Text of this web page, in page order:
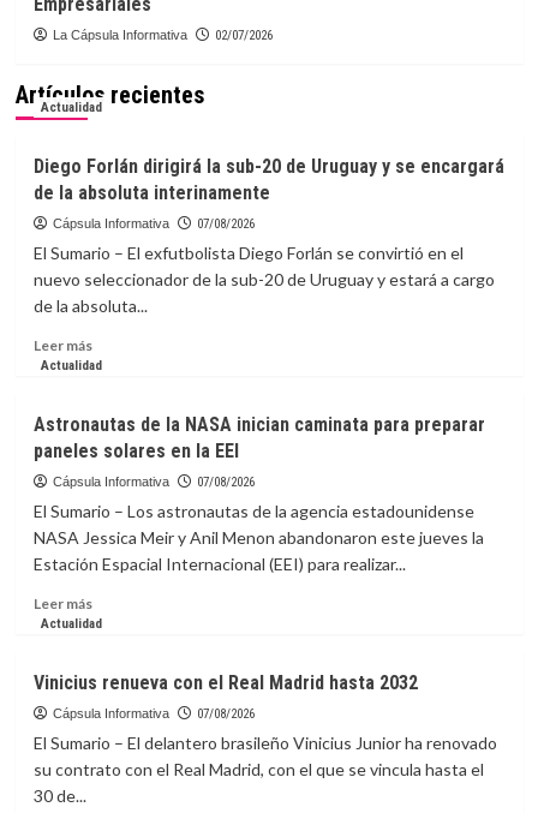
La Cápsula Informativa 02/07/2026
Artículos recientes
Actualidad
Diego Forlán dirigirá la sub-20 de Uruguay y se encargará
de la absoluta interinamente
Cápsula Informativa 07/08/2026
El Sumario – El exfutbolista Diego Forlán se convirtió en el
nuevo seleccionador de la sub-20 de Uruguay y estará a cargo
de la absoluta...
Leer másLeer
más
Forlán
dirigirá
la
20
de
Uruguay
se
la
absoluta
Actualidad
Astronautas de la NASA inician caminata para preparar
paneles solares en la EEI
Cápsula Informativa 07/08/2026
El Sumario – Los astronautas de la agencia estadounidense
NASA Jessica Meir y Anil Menon abandonaron este jueves la
Estación Espacial Internacional (EEI) para realizar...
Leer másLeer
más
de
la
NASA
caminata
Actualidad
Vinicius renueva con el Real Madrid hasta 2032
Cápsula Informativa 07/08/2026
El Sumario – El delantero brasileño Vinicius Junior ha renovado
su contrato con el Real Madrid, con el que se vincula hasta el
30 de...